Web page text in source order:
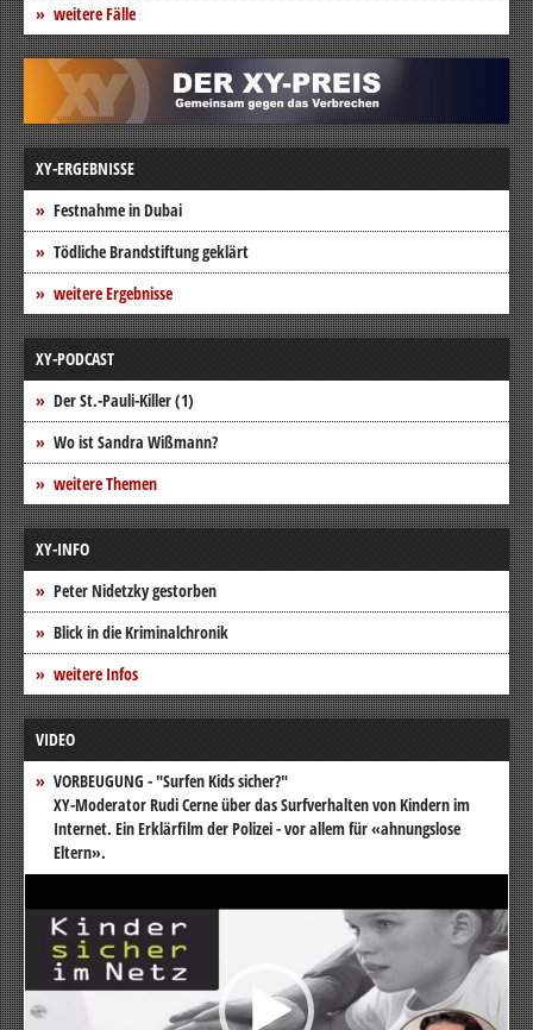
weitere Fälle
XY-ERGEBNISSE
Festnahme in Dubai
Tödliche Brandstiftung geklärt
weitere Ergebnisse
XY-PODCAST
Der St.-Pauli-Killer (1)
Wo ist Sandra Wißmann?
weitere Themen
XY-INFO
Peter Nidetzky gestorben
Blick in die Kriminalchronik
weitere Infos
VIDEO
VORBEUGUNG - "Surfen Kids sicher?"
XY-Moderator Rudi Cerne über das Surfverhalten von Kindern im
Internet. Ein Erklärfilm der Polizei - vor allem für «ahnungslose
Eltern».
Video-